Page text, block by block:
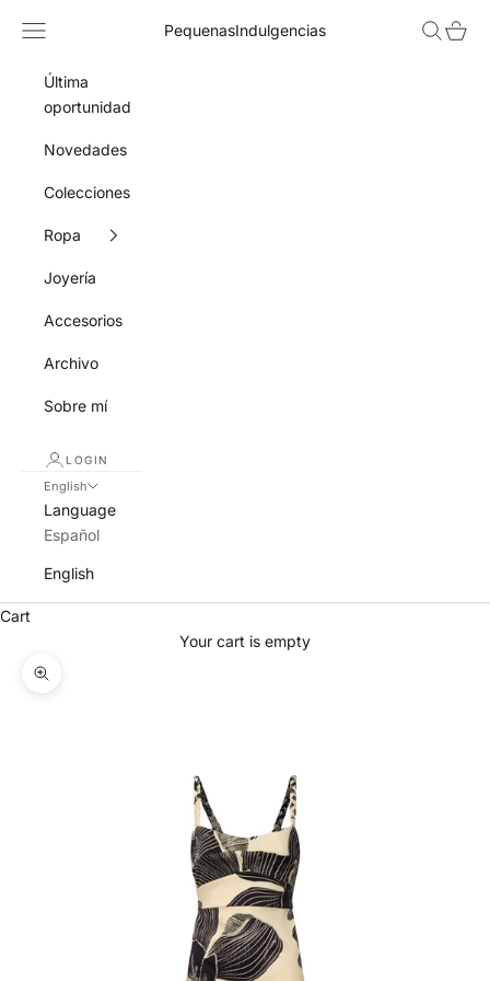
PequenasIndulgencias
Navigation menu Search
Cart
Última
oportunidad
Novedades
Colecciones
Ropa
Joyería
Accesorios
Archivo
Sobre mí
LOGIN
English
Language
Español
English
Cart
Your cart is empty
Zoom picture